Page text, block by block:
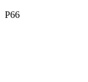
P66